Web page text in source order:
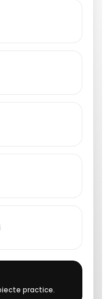
practice.